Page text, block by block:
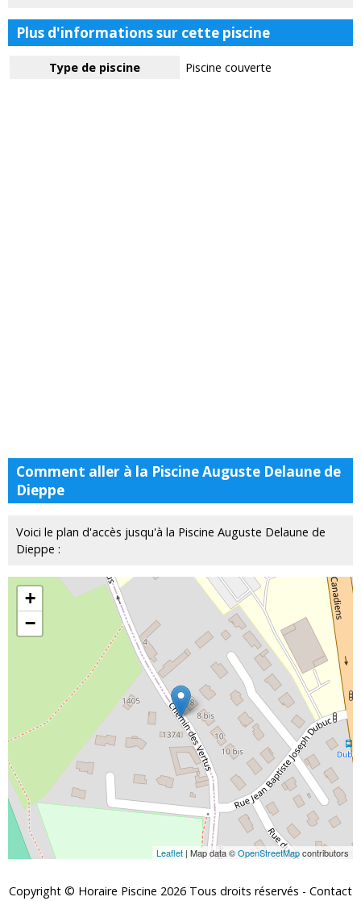
Plus d'informations sur cette piscine
Type de piscine Piscine couverte
Comment aller à la Piscine Auguste Delaune de
Dieppe
Voici le plan d'accès jusqu'à la Piscine Auguste Delaune de
Dieppe :
+
−
Leaflet | Map data ©OpenStreetMapcontributors
Copyright © Horaire Piscine 2026 Tous droits réservés - Contact